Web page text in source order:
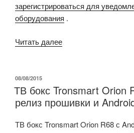
зарегистрироваться для
оборудования .
Читать далее«Стандарт
для
двусторонней
ОПУБЛИКОВАНО
08/08/2015
ТВ бокс Tronsmart Orion
релиз прошивки и
ТВ бокс TronsmartOrion R68с